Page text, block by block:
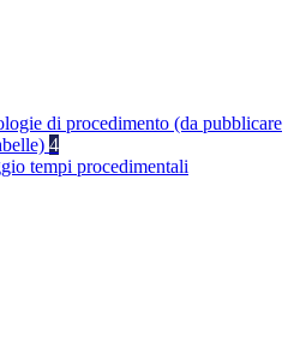
di procedimento (da pubblicare
4
tempi procedimentali